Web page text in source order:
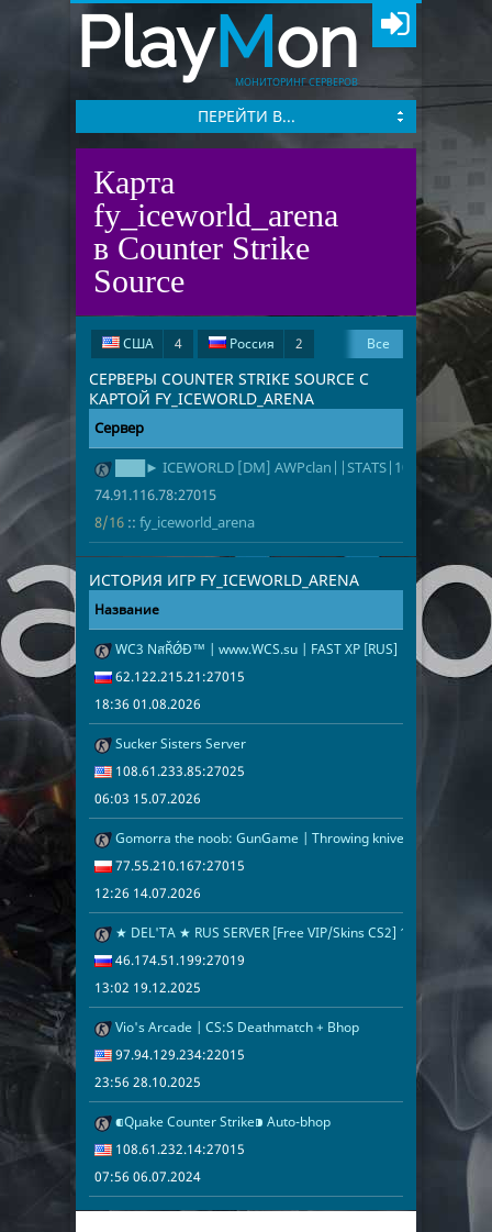
PlayMon
МОНИТОРИНГ СЕРВЕРОВ
ПЕРЕЙТИ В...
Карта
fy_iceworld_arena
в Counter Strike
Source
США 4 Россия
2
Польша
1
Все
СЕРВЕРЫ COUNTER STRIKE SOURCE С
КАРТОЙ FY_ICEWORLD_ARENA
Сервер
███► ICEWORLD [DM] AWPclan||STATS|100
74.91.116.78:27015
8/16 :: fy_iceworld_arena
ИСТОРИЯ ИГР FY_ICEWORLD_ARENA
Название Адрес
Дата
WC3 NสŘǾĐ™ | www.WCS.su | FAST XP [RUS] | many races
62.122.215.21:27015
18:36 01.08.2026
18:36
Sucker Sisters Server
108.61.233.85:27025
06:03 15.07.2026
Gomorra the noob: GunGame | Throwing knives | Grenades
77.55.210.167:27015
12:26 14.07.2026
★ DEL'TA ★ RUS SERVER [Free VIP/Skins CS2] 18+
46.174.51.199:27019
13:02 19.12.2025
Vio's Arcade | CS:S Deathmatch + Bhop
97.94.129.234:22015
23:56 28.10.2025
23:56
⁌Qµake Counter Strike⁍ Auto-bhop
108.61.232.14:27015
07:56 06.07.2024
07:56